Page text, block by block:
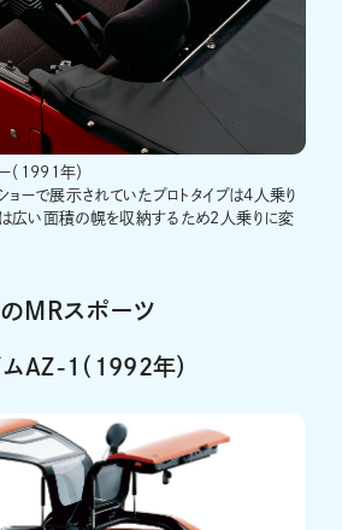
ー（1991年）
ーで展示されていたプロトタイプは4人乗り
広い面積の幌を収納するため2人乗りに変
MRスポーツ
AZ-1（1992年）